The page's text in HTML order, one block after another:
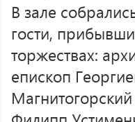
В зале
гости,
торжествах:
епископ